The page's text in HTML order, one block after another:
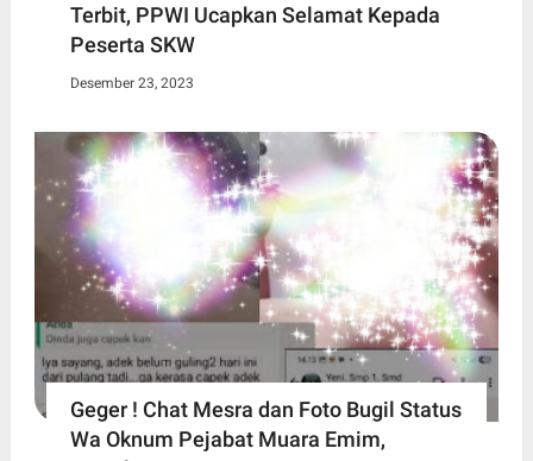
Terbit, PPWI Ucapkan Selamat Kepada
Peserta SKW
Desember 23, 2023
Geger ! Chat Mesra dan Foto Bugil Status
Wa Oknum Pejabat Muara Emim,